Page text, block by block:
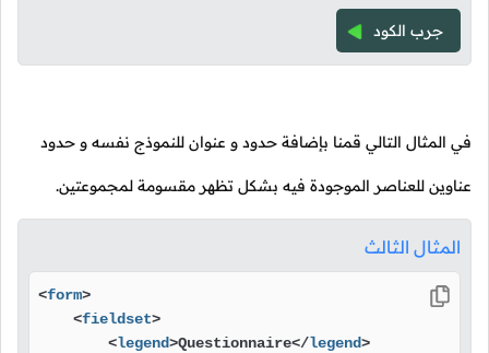
جرب الكود
في المثال التالي قمنا بإضافة حدود و عنوان للنموذج نفسه و حدود
عناوين للعناصر الموجودة فيه بشكل تظهر مقسومة لمجموعتين.
المثال الثالث
<form>
<fieldset>
<legend>Questionnaire</legend>